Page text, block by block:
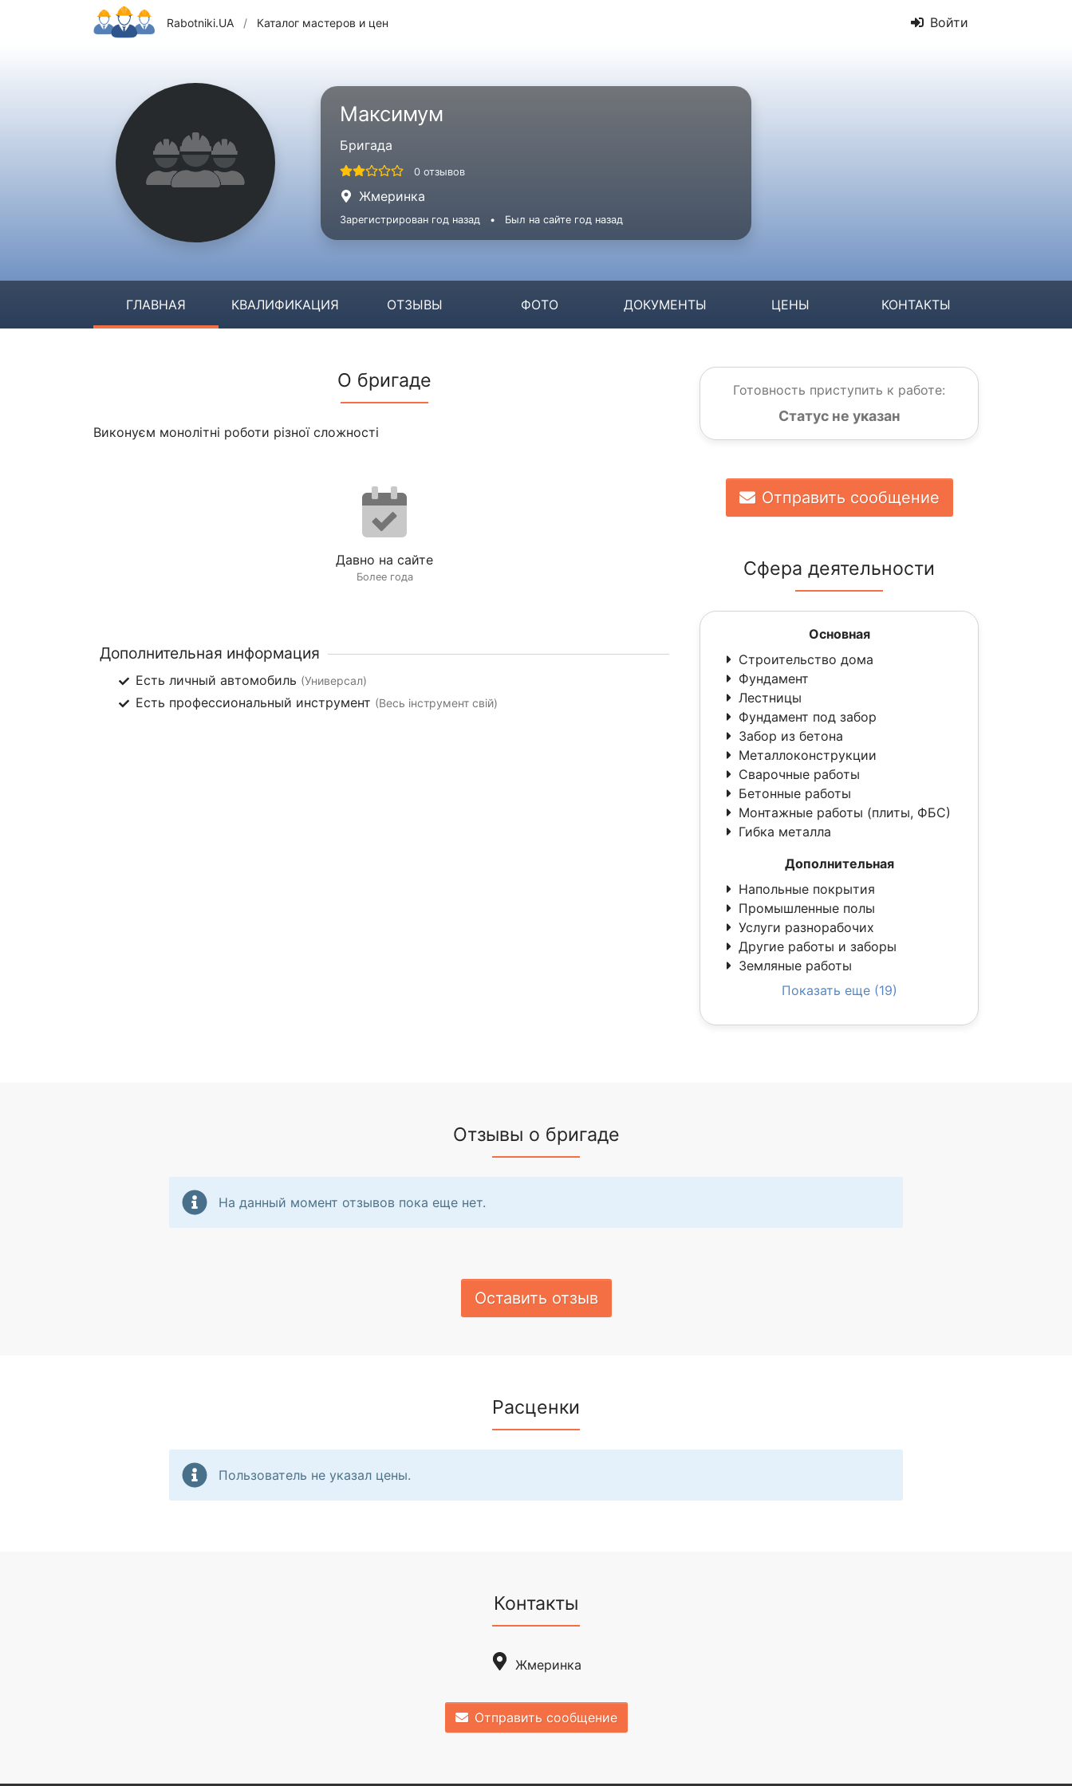
Rabotniki.UA / Каталог мастеров и цен Войти
Максимум
Бригада
0 отзывов
Жмеринка
Зарегистрирован год назад • Был на сайте год назад
ГЛАВНАЯ КВАЛИФИКАЦИЯ ОТЗЫВЫ ФОТО ДОКУМЕНТЫ ЦЕНЫ КОНТАКТЫ
О бригаде
Виконуєм монолітні роботи різної сложності
Давно на сайте
Более года
Дополнительная информация
Есть личный автомобиль (Универсал)
Есть профессиональный инструмент (Весь інструмент свій)
Готовность приступить к работе:
Статус не указан
Отправить сообщение
Сфера деятельности
Основная
Строительство дома
Фундамент
Лестницы
Фундамент под забор
Забор из бетона
Металлоконструкции
Сварочные работы
Бетонные работы
Монтажные работы (плиты, ФБС)
Гибка металла
Дополнительная
Напольные покрытия
Промышленные полы
Услуги разнорабочих
Другие работы и заборы
Земляные работы
Показать еще (19)
Отзывы о бригаде
На данный момент отзывов пока еще нет.
Оставить отзыв
Расценки
Пользователь не указал цены.
Контакты
Жмеринка
Отправить сообщение